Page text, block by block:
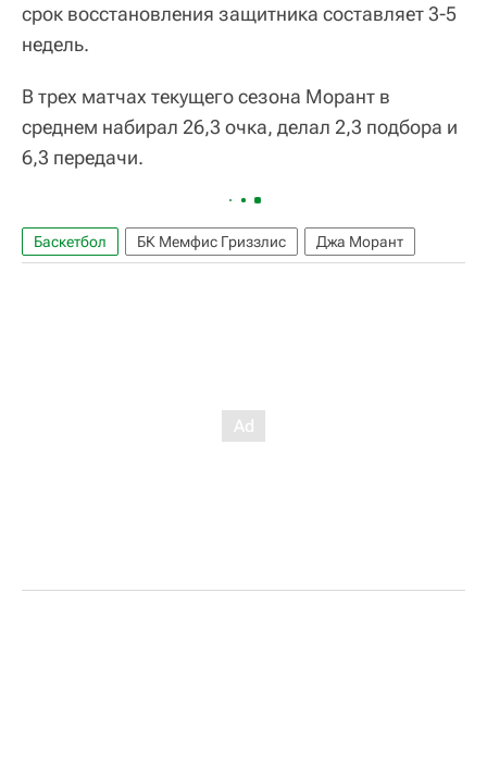
срок восстановления защитника составляет 3-5
недель.
В трех матчах текущего сезона Морант в
среднем набирал 26,3 очка, делал 2,3 подбора и
6,3 передачи.
Баскетбол БК Мемфис Гриззлис Джа Морант